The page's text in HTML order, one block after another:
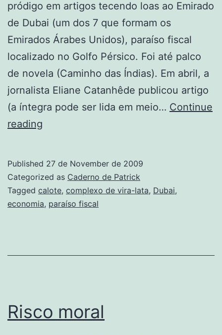
pródigo em artigos tecendo loas ao Emirado
de Dubai (um dos 7 que formam os
Emirados Árabes Unidos), paraíso fiscal
localizado no Golfo Pérsico. Foi até palco
de novela (Caminho das Índias). Em abril, a
jornalista Eliane Catanhêde publicou artigo
(a íntegra pode ser lida em meio… Continue
reading
tem
que
o
tem?
Published 27 de November de 2009
Categorized as Caderno de Patrick
Tagged calote, complexo de vira-lata, Dubai,
economia, paraíso fiscal
Risco moral